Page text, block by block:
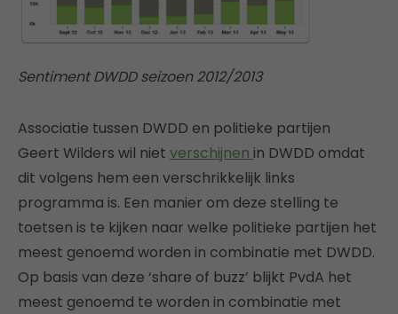
Sentiment DWDD seizoen 2012/2013
Associatie tussen DWDD en politieke partijen
Geert Wilders wil niet verschijnen in DWDD omdat
dit volgens hem een verschrikkelijk links
programma is. Een manier om deze stelling te
toetsen is te kijken naar welke politieke partijen het
meest genoemd worden in combinatie met DWDD.
Op basis van deze ‘share of buzz’ blijkt PvdA het
meest genoemd te worden in combinatie met